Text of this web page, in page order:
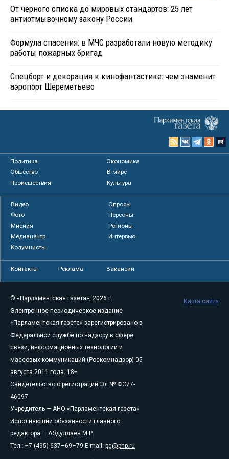
От черного списка до мировых стандартов: 25 лет
антиотмывочному закону России
Формула спасения: в МЧС разработали новую методику
работы пожарных бригад
Спецборт и декорация к кинофантастике: чем знаменит
аэропорт Шереметьево
Политика
Экономика
Общество
В мире
Происшествия
Культура
Видео
Опросы
Фото
Персоны
Мнения
Регионы
Медиацентр
Интервью
Колумнисты
Контакты Реклама Вакансии
© «Парламентская газета», 2026 г.
Электронное периодическое издание
«Парламентская газета» зарегистрировано в
Федеральной службе по надзору в сфере
связи, информационных технологий и
массовых коммуникаций (Роскомнадзор) 05
августа 2011 года. 18+
Свидетельство о регистрации Эл № ФС77-
46097
Учредитель — АНО «Парламентская газета»
Исполняющий обязанности главного
редактора — Абдуллаев М.Р.
Тел.: +7 (495) 637–69–79 E-mail: pg@pnp.ru
Карта сайта